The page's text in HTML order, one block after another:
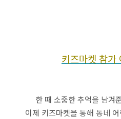
키즈마켓 참가
한 때 소중한 추억을 남겨
이제 키즈마켓을 통해 동네